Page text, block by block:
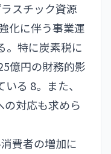
スチック資源
化に伴う事業運
。特に炭素税に
億円の財務的影
る 8。また、
の対応も求めら
費者の増加に